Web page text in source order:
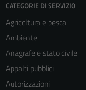
CATEGORIE DI SERVIZIO
Agricoltura e pesca
Ambiente
Anagrafe e stato civile
Appalti pubblici
Autorizzazioni